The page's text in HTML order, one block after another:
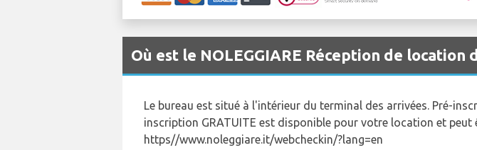
Où est le NOLEGGIARE Réception de
Le bureau est situé à l'intérieur du terminal des arrivées. Pré-
inscription GRATUITE est disponible pour votre location et peut
https//www.noleggiare.it/webcheckin/?lang=en